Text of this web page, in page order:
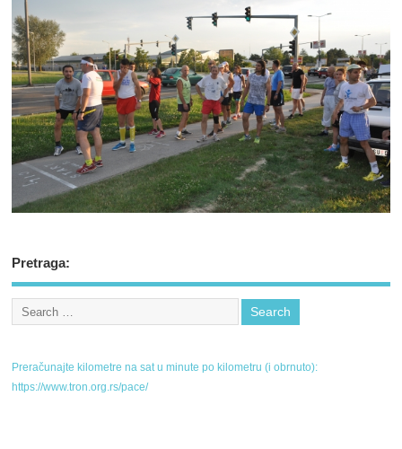
Pretraga:
Preračunajte kilometre na sat u minute po kilometru (i obrnuto):
https://www.tron.org.rs/pace/